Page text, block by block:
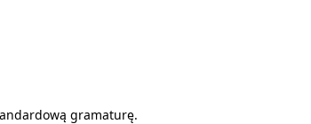
gramaturę.